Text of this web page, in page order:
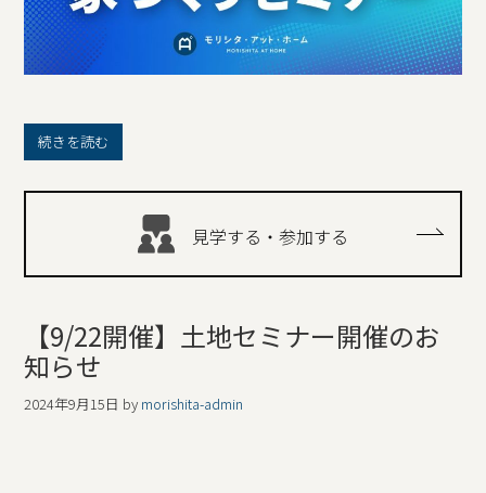
続きを読む
見学する・参加する
【9/22開催】土地セミナー開催のお
知らせ
2024年9月15日 by morishita-admin